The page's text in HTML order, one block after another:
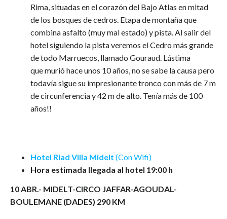
Rima, situadas en el corazón del Bajo Atlas en mitad
de los bosques de cedros. Etapa de montaña que
combina asfalto (muy mal estado) y pista. Al salir del
hotel siguiendo la pista veremos el Cedro más grande
de todo Marruecos, llamado Gouraud. Lástima
que murió hace unos 10 años, no se sabe la causa pero
todavía sigue su impresionante tronco con más de 7 m
de circunferencia y 42 m de alto. Tenía más de 100
años!!
Hotel Riad Villa Midelt (Con Wifi)
Hora estimada llegada al hotel 19:00 h
10 ABR.- MIDELT-CIRCO JAFFAR-AGOUDAL-
BOULEMANE (DADES) 290 KM